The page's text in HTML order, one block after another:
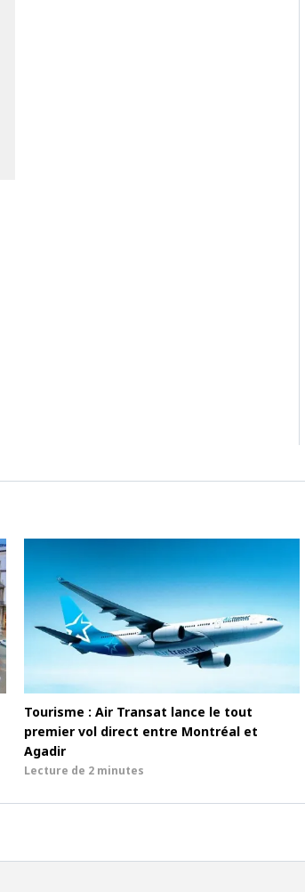
Tourisme : Air Transat lance le tout
premier vol direct entre Montréal et
Agadir
Lecture de 2 minutes